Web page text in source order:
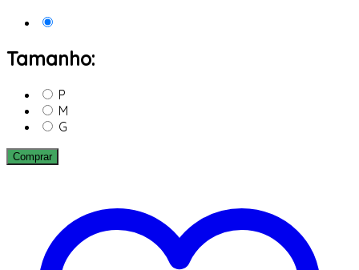
Tamanho:
P
M
G
Comprar